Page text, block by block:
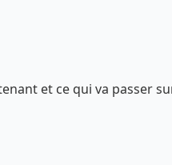
et ce qui va passer